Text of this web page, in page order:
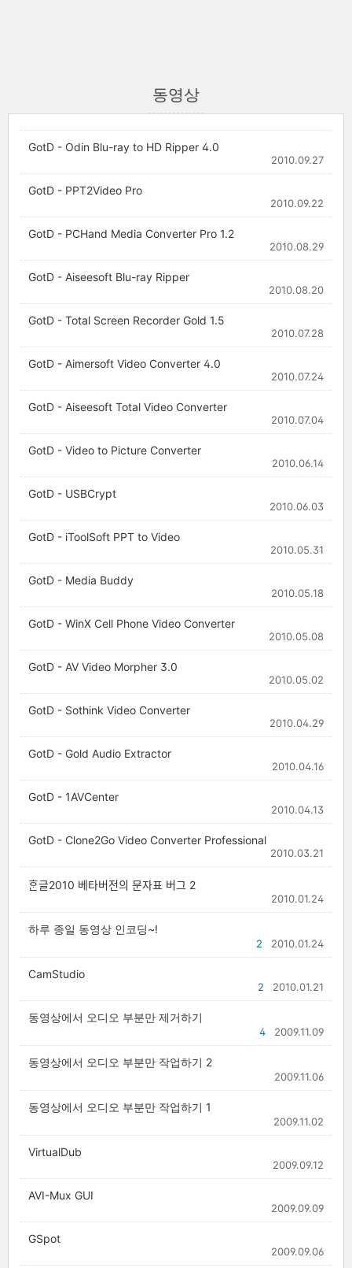
동영상
GotD - Odin Blu-ray to HD Ripper 4.0
2010.09.27
GotD - PPT2Video Pro
2010.09.22
GotD - PCHand Media Converter Pro 1.2
2010.08.29
GotD - Aiseesoft Blu-ray Ripper
2010.08.20
GotD - Total Screen Recorder Gold 1.5
2010.07.28
GotD - Aimersoft Video Converter 4.0
2010.07.24
GotD - Aiseesoft Total Video Converter
2010.07.04
GotD - Video to Picture Converter
2010.06.14
GotD - USBCrypt
2010.06.03
GotD - iToolSoft PPT to Video
2010.05.31
GotD - Media Buddy
2010.05.18
GotD - WinX Cell Phone Video Converter
2010.05.08
GotD - AV Video Morpher 3.0
2010.05.02
GotD - Sothink Video Converter
2010.04.29
GotD - Gold Audio Extractor
2010.04.16
GotD - 1AVCenter
2010.04.13
GotD - Clone2Go Video Converter Professional
2010.03.21
ᄒᆞᆫ글2010 베타버전의 문자표 버그 2
2010.01.24
하루 종일 동영상 인코딩~!
2010.01.24
2
CamStudio
2010.01.21
2
동영상에서 오디오 부분만 제거하기
2009.11.09
4
동영상에서 오디오 부분만 작업하기 2
2009.11.06
동영상에서 오디오 부분만 작업하기 1
2009.11.02
VirtualDub
2009.09.12
AVI-Mux GUI
2009.09.09
GSpot
2009.09.06